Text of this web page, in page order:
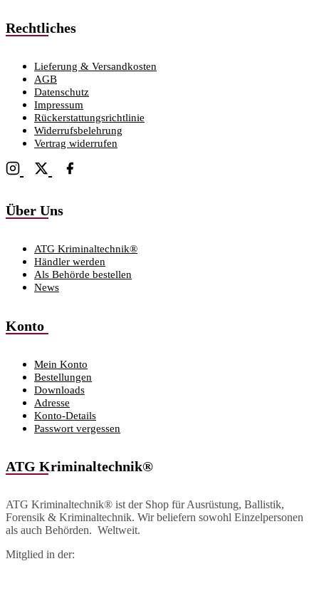
Rechtliches
Lieferung & Versandkosten
AGB
Datenschutz
Impressum
Rückerstattungsrichtlinie
Widerrufsbelehrung
Vertrag widerrufen
Über Uns
ATG Kriminaltechnik®
Händler werden
Als Behörde bestellen
News
Konto
Mein Konto
Bestellungen
Downloads
Adresse
Konto-Details
Passwort vergessen
ATG Kriminaltechnik®
ATG Kriminaltechnik® ist der Shop für Ausrüstung, Ballistik,
Forensik & Kriminaltechnik. Wir beliefern sowohl Einzelpersonen
als auch Behörden. Weltweit.
Mitglied in der: